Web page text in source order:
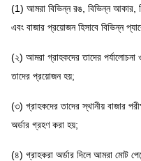
(1) আমরা বিভিন্ন রঙ, বিভিন্ন আকার,
এবং বাজার প্রয়োজন হিসাবে বিভিন্ন
(২) আমরা গ্রাহকদের তাদের পর্যালোচনা
তাদের প্রয়োজন হয়;
(৩) গ্রাহকদের তাদের স্থানীয় বাজার
অর্ডার গ্রহণ করা হয়;
(৪) গ্রাহকরা অর্ডার দিলে আমরা মোট